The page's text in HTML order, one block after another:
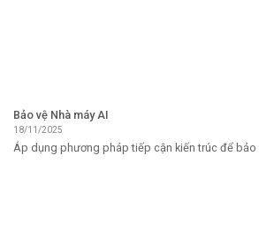
Bảo vệ Nhà máy AI
18/11/2025
Áp dụng phương pháp tiếp cận kiến ​​trúc để bảo